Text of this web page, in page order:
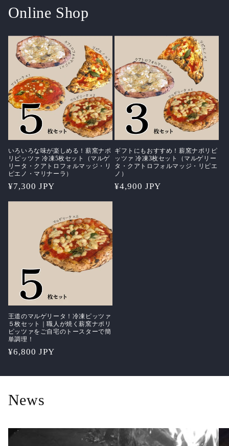
Online Shop
いろいろな味が楽しめる！薪窯ナポ
リピッツァ 冷凍5枚セット（マルゲ
リータ・クアトロフォルマッジ・リ
ピエノ・マリナーラ）
通
¥7,300 JPY
ギフトにもおすすめ！薪窯ナポリピ
ッツァ 冷凍3枚セット（マルゲリー
タ・クアトロフォルマッジ・リピエ
ノ）
通
¥4,900 JPY
王道のマルゲリータ！冷凍ピッツァ
５枚セット｜職人が焼く薪窯ナポリ
ピッツァをご自宅のトースターで簡
単調理！
通
価
¥6,800 JPY
News